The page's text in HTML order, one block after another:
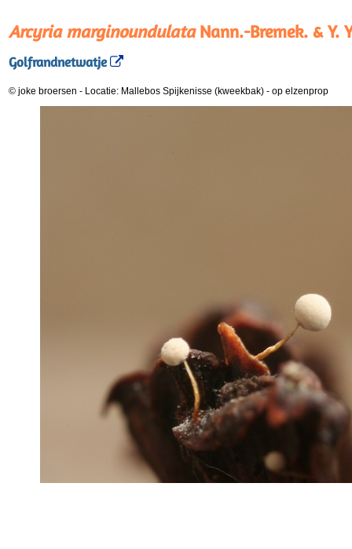
Arcyria marginoundulataNann.-Bremek. & Y.
Golfrandnetwatje
© joke broersen - Locatie: Mallebos Spijkenisse (kweekbak) - op elzenprop